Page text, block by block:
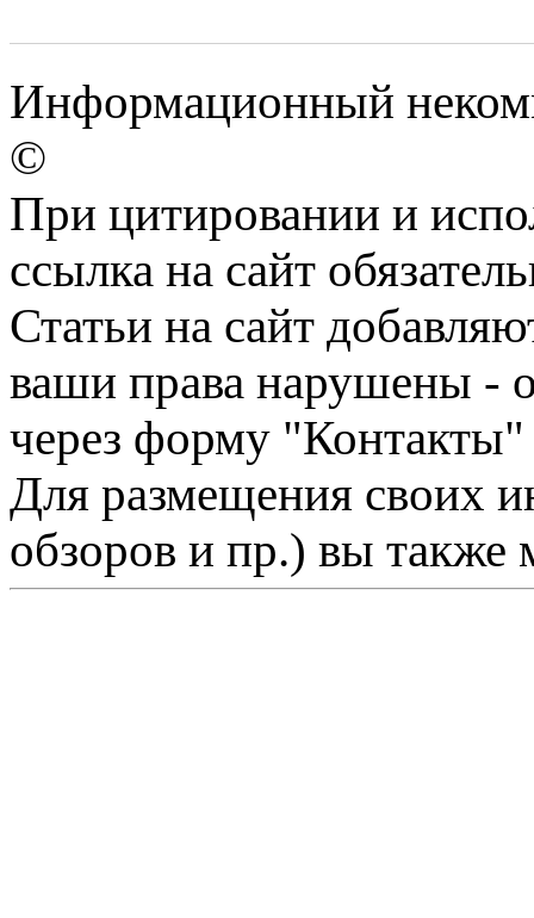
Информационный
©
При цитировании и
ссылка на сайт
Статьи на сайт
ваши права нарушены -
через форму "Контакты"
Для размещения своих
обзоров и пр.) вы также